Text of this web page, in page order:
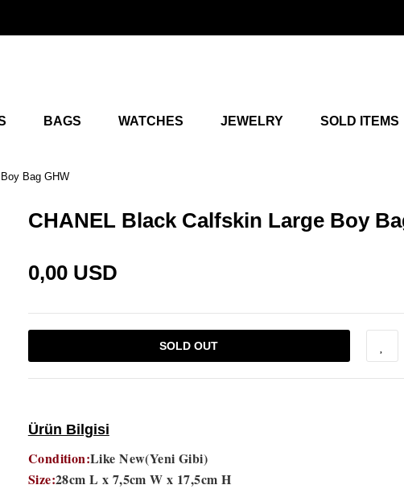
BAGS WATCHES JEWELRY SOLD ITEMS
Bag GHW
CHANEL Black Calfskin Large Boy
0,00 USD
SOLD OUT
Ürün Bilgisi
Condition:Like New(Yeni Gibi)
Size:28cm L x 7,5cm W x 17,5cm H